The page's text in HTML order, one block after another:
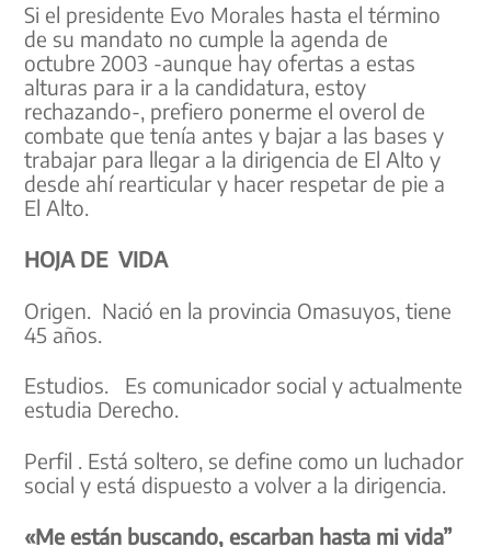
Si el presidente Evo Morales hasta el término
de su mandato no cumple la agenda de
octubre 2003 -aunque hay ofertas a estas
alturas para ir a la candidatura, estoy
rechazando-, prefiero ponerme el overol de
combate que tenía antes y bajar a las bases y
trabajar para llegar a la dirigencia de El Alto y
desde ahí rearticular y hacer respetar de pie a
El Alto.
HOJA DE VIDA
Origen. Nació en la provincia Omasuyos, tiene
45 años.
Estudios. Es comunicador social y actualmente
estudia Derecho.
Perfil . Está soltero, se define como un luchador
social y está dispuesto a volver a la dirigencia.
«Me están buscando, escarban hasta mi vida”